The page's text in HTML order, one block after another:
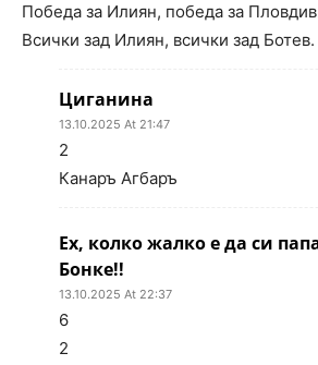
Победа за Илиян, победа за
Всички зад Илиян, всички зад Ботев.
Циганина
13.10.2025 At 21:47
2
Канаръ Агбаръ
Ех, колко жалко е да си
Бонке!!
13.10.2025 At 22:37
6
2